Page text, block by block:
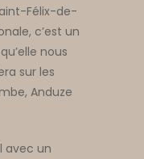
Félix-de-
c’est un
nous
sur les
Anduze
avec un